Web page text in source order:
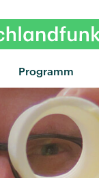
Programm
"Glide" von